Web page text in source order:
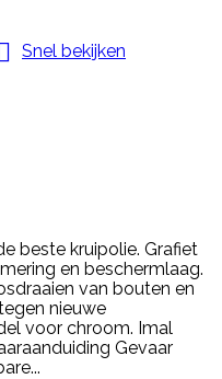
Snel bekijken
beste kruipolie. Grafiet
en beschermlaag.
van bouten en
nieuwe
voor chroom. Imal
Gevaar